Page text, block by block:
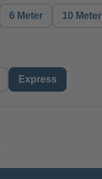
6 Meter 10 Meter
Express